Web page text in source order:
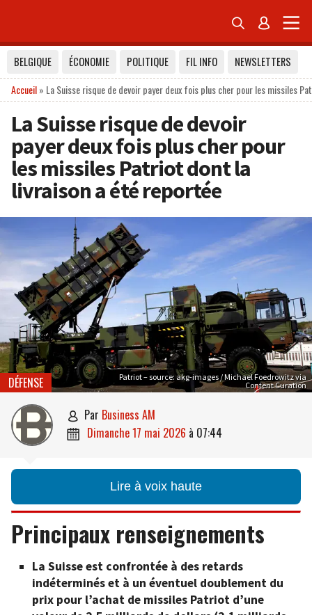
 
BELGIQUE ÉCONOMIE POLITIQUE FIL INFO
NEWSLETTERS
Accueil» La Suisse risque de devoir payer deux fois plus cher pour les missiles
La Suisse risque de devoir
payer deux fois plus cher pour
les missiles Patriot dont la
livraison a été reportée
Patriot – source: akg-images / Michael Foedrowitz via
Content Curation
DÉFENSE
 par Business AM
 dimanche 17 mai 2026 à 07:44
Lire à voix haute
Principaux renseignements
La Suisse est confrontée à des retards
indéterminés et à un éventuel doublement du
prix pour l’achat de missiles Patriot d’une